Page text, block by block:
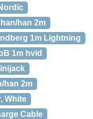
han 2m
1m Lightning
1m hvid
han 2m
White
Cable